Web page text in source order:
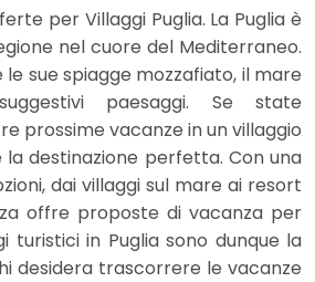
per Villaggi Puglia. La Puglia è
nel cuore del Mediterraneo.
sue spiagge mozzafiato, il mare
paesaggi. Se state
prossime vacanze in un villaggio
la destinazione perfetta. Con una
dai villaggi sul mare ai resort
offre proposte di vacanza per
turistici in Puglia sono dunque la
desidera trascorrere le vacanze